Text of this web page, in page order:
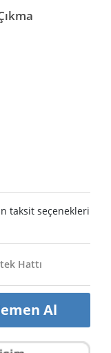
taksit seçenekleri
Hattı
Al